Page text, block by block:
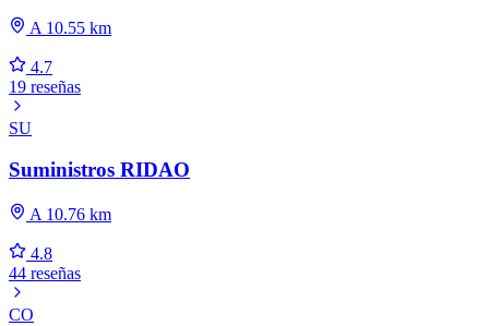
A 10.55 km
4.7
19 reseñas
SU
Suministros RIDAO
A 10.76 km
4.8
44 reseñas
CO